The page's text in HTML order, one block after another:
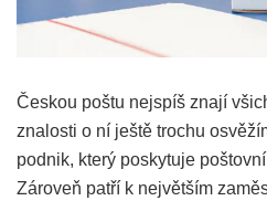
Českou poštu nejspíš znají
znalosti o ní ještě trochu
podnik, který poskytuje
Zároveň patří k největším